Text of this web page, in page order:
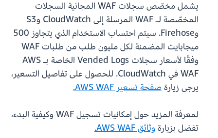
يشمل مخصّص سجلات WAF المجانية السجلات
المخصّصة لـ WAF المرسلة إلى CloudWatch وS3
وFirehose. سيتم احتساب الاستخدام الذي يتجاوز 500
ميجابايت المضمنة لكل مليون طلب من طلبات WAF
وفقًا لأسعار سجلات Vended Logs الخاصة بـ AWS
WAF في CloudWatch. للحصول على تفاصيل التسعير،
يرجى زيارةصفحة تسعير AWS WAF.
لمعرفة المزيد حول إمكانيات تسجيل WAF وكيفية البدء،
تفضل بزيارةوثائق AWS WAF.